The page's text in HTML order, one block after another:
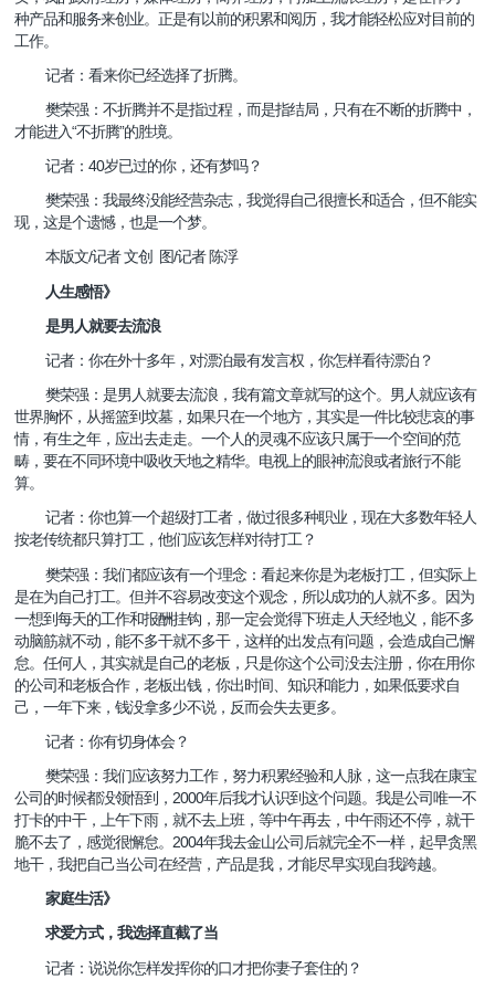
种产品和服务来创业。正是有以前的积累和阅历，我才能轻松应对目前的
工作。
记者：看来你已经选择了折腾。
樊荣强：不折腾并不是指过程，而是指结局，只有在不断的折腾中，
才能进入“不折腾”的胜境。
记者：40岁已过的你，还有梦吗？
樊荣强：我最终没能经营杂志，我觉得自己很擅长和适合，但不能实
现，这是个遗憾，也是一个梦。
本版文/记者 文创 图/记者陈浮
人生感悟》
是男人就要去流浪
记者：你在外十多年，对漂泊最有发言权，你怎样看待漂泊？
樊荣强：是男人就要去流浪，我有篇文章就写的这个。男人就应该有
世界胸怀，从摇篮到坟墓，如果只在一个地方，其实是一件比较悲哀的事
情，有生之年，应出去走走。一个人的灵魂不应该只属于一个空间的范
畴，要在不同环境中吸收天地之精华。电视上的眼神流浪或者旅行不能
算。
记者：你也算一个超级打工者，做过很多种职业，现在大多数年轻人
按老传统都只算打工，他们应该怎样对待打工？
樊荣强：我们都应该有一个理念：看起来你是为老板打工，但实际上
是在为自己打工。但并不容易改变这个观念，所以成功的人就不多。因为
一想到每天的工作和报酬挂钩，那一定会觉得下班走人天经地义，能不多
动脑筋就不动，能不多干就不多干，这样的出发点有问题，会造成自己懈
怠。任何人，其实就是自己的老板，只是你这个公司没去注册，你在用你
的公司和老板合作，老板出钱，你出时间、知识和能力，如果低要求自
己，一年下来，钱没拿多少不说，反而会失去更多。
记者：你有切身体会？
樊荣强：我们应该努力工作，努力积累经验和人脉，这一点我在康宝
公司的时候都没领悟到， 2000年后我才认识到这个问题。我是公司唯一不
打卡的中干，上午下雨，就不去上班，等中午再去，中午雨还不停，就干
脆不去了，感觉很懈怠。 2004年我去金山公司后就完全不一样，起早贪黑
地干，我把自己当公司在经营，产品是我，才能尽早实现自我跨越。
家庭生活》
求爱方式，我选择直截了当
记者：说说你怎样发挥你的口才把你妻子套住的？